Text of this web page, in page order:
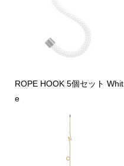
ROPE HOOK 5個セット Whit
e